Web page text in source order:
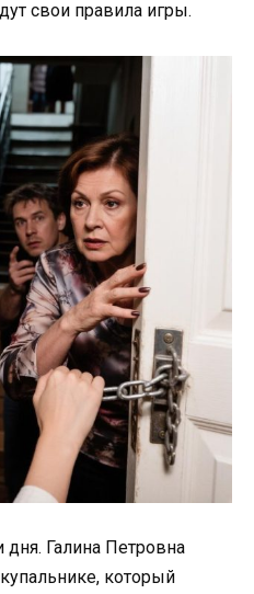
свои правила игры.
Галина Петровна
который